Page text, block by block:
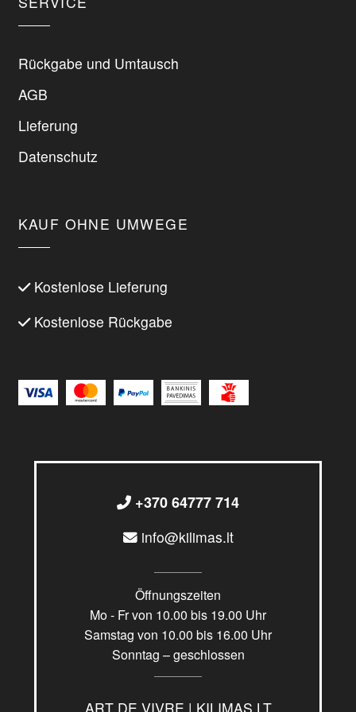
Rückgabe und Umtausch
AGB
Lieferung
Datenschutz
KAUF OHNE UMWEGE
Kostenlose Lieferung
Kostenlose Rückgabe
+370 64777 714
info@kilimas.lt
Öffnungszeiten
Mo - Fr von 10.00 bis 19.00 Uhr
Samstag von 10.00 bis 16.00 Uhr
Sonntag – geschlossen
ART DE VIVRE | KILIMAS.LT